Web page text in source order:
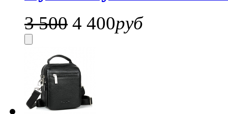
3 500 4 400руб